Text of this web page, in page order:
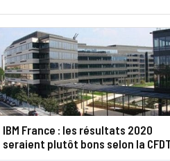
IBM France : les résultats 2020
seraient plutôt bons selon la